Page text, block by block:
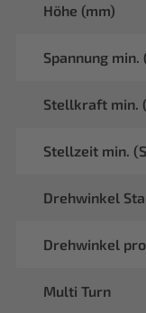
Höhe (mm)
Spannung min.
Stellkraft min.
Stellzeit min.
Drehwinkel
Drehwinkel
Multi Turn